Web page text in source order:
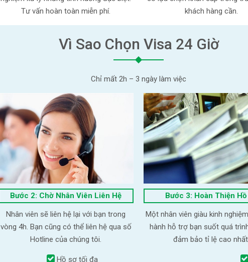
Tư vấn hoàn toàn miễn phí.
khách hàng cần.
Vì Sao Chọn Visa 24 Giờ
Chỉ mất 2h – 3 ngày làm việc
Bước 2: Chờ Nhân Viên Liên Hệ
Nhân viên sẽ liên hệ lại với bạn trong
vòng 4h. Bạn cũng có thể liên hệ qua số
Hotline của chúng tôi.
Bước 3: Hoàn Thiện Hồ
Một nhân viên giàu kinh
hành hỗ trợ bạn suốt quá
đảm bảo tỉ lệ cao
Hồ sơ tối đa